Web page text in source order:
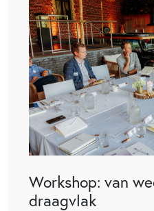
Workshop: van
draagvlak